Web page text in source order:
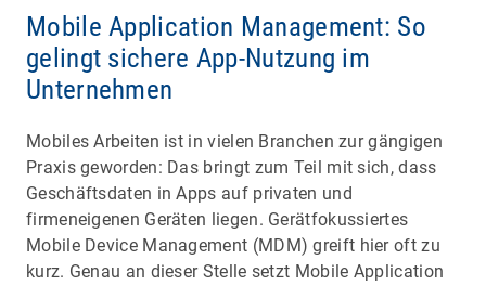
Mobile Application Management: So
gelingt sichere App-Nutzung im
Unternehmen
Mobiles Arbeiten ist in vielen Branchen zur gängigen
Praxis geworden: Das bringt zum Teil mit sich, dass
Geschäftsdaten in Apps auf privaten und
firmeneigenen Geräten liegen. Gerätfokussiertes
Mobile Device Management (MDM) greift hier oft zu
kurz. Genau an dieser Stelle setzt Mobile Application